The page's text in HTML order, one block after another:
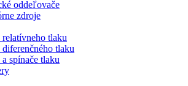
oddeľovače
zdroje
relatívneho tlaku
diferenčného tlaku
a spínače tlaku